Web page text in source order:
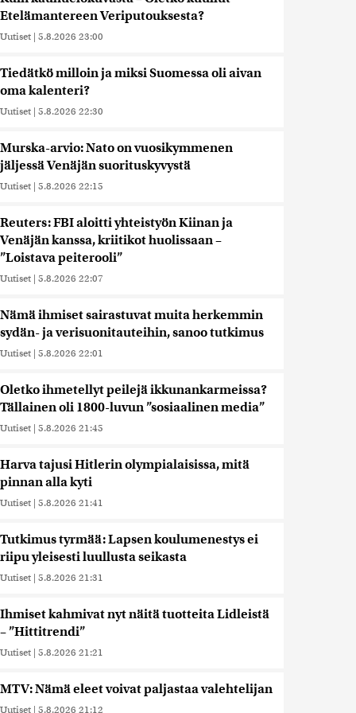
Etelämantereen Veriputouksesta?
Uutiset | 5.8.2026 23:00
Tiedätkö milloin ja miksi Suomessa oli aivan
oma kalenteri?
Uutiset | 5.8.2026 22:30
Murska-arvio: Nato on vuosikymmenen
jäljessä Venäjän suorituskyvystä
Uutiset | 5.8.2026 22:15
Reuters: FBI aloitti yhteistyön Kiinan ja
Venäjän kanssa, kriitikot huolissaan –
”Loistava peiterooli”
Uutiset | 5.8.2026 22:07
Nämä ihmiset sairastuvat muita herkemmin
sydän- ja verisuonitauteihin, sanoo tutkimus
Uutiset | 5.8.2026 22:01
Oletko ihmetellyt peilejä ikkunankarmeissa?
Tällainen oli 1800-luvun ”sosiaalinen media”
Uutiset | 5.8.2026 21:45
Harva tajusi Hitlerin olympialaisissa, mitä
pinnan alla kyti
Uutiset | 5.8.2026 21:41
Tutkimus tyrmää: Lapsen koulumenestys ei
riipu yleisesti luullusta seikasta
Uutiset | 5.8.2026 21:31
Ihmiset kahmivat nyt näitä tuotteita Lidleistä
– ”Hittitrendi”
Uutiset | 5.8.2026 21:21
MTV: Nämä eleet voivat paljastaa valehtelijan
Uutiset | 5.8.2026 21:12